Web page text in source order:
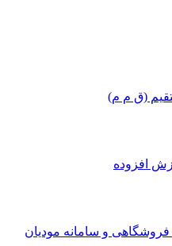
(ق م م)
افزوده
فروشگاهی و سامانه مودیان